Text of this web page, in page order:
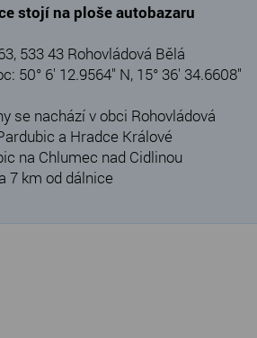
stojí na ploše autobazaru
533 43 Rohovládová Bělá
50° 6' 12.9564" N, 15° 36' 34.6608"
se nachází v obci Rohovládová
a Hradce Králové
na Chlumec nad Cidlinou
7 km od dálnice